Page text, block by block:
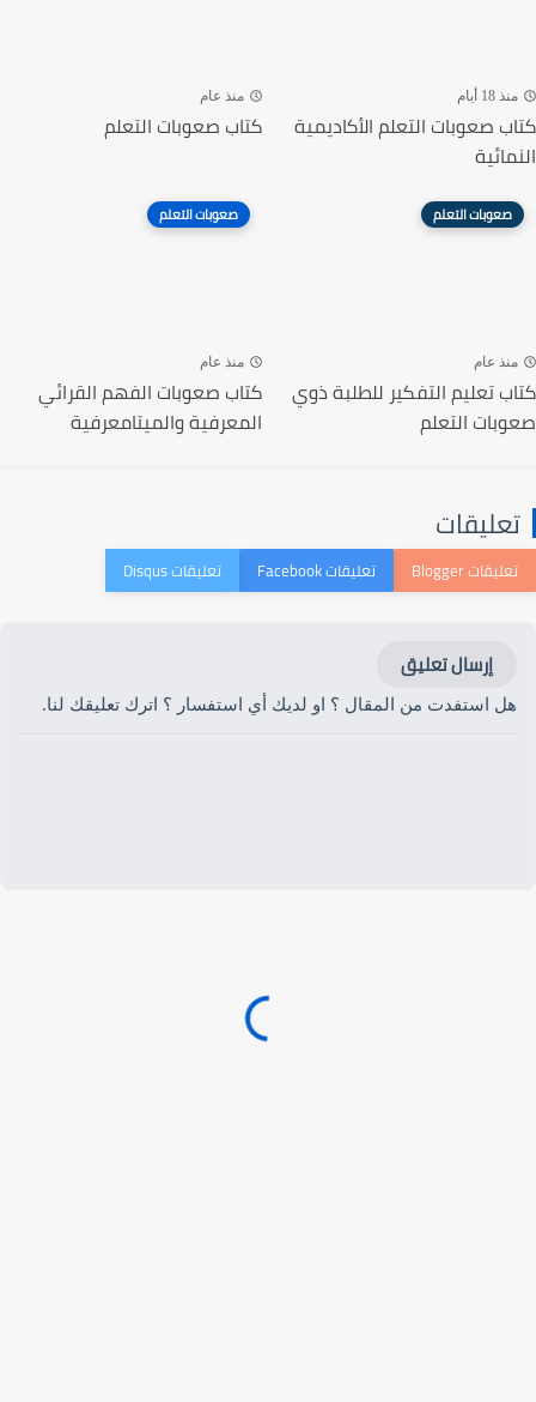
منذ 18 أيام
كتاب صعوبات التعلم الأكاديمية
النمائية
منذ عام
كتاب صعوبات التعلم
صعوبات التعلم
منذ عام
كتاب تعليم التفكير للطلبة ذوي
صعوبات التعلم
صعوبات التعلم
منذ عام
كتاب صعوبات الفهم القرائي
المعرفية والميتامعرفية
تعليقات
إرسال تعليق
هل استفدت من المقال ؟ او لديك أي استفسار ؟ اترك تعليقك لنا.